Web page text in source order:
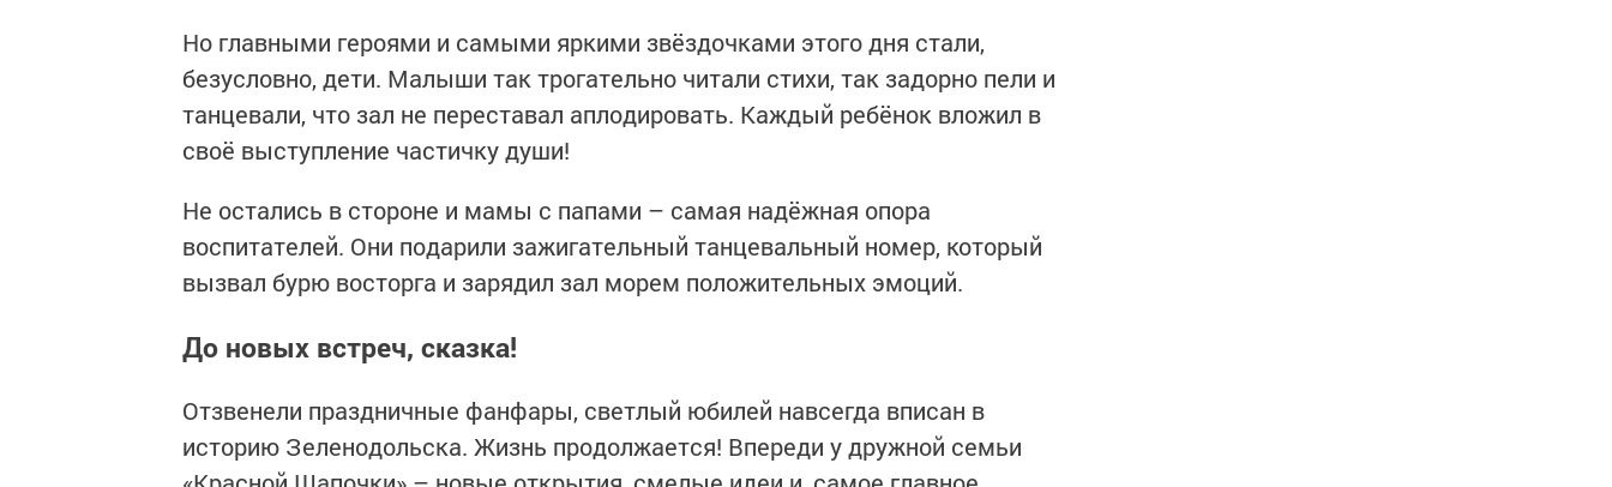
Но главными героями и самыми яркими звёздочками этого дня стали,
безусловно, дети. Малыши так трогательно читали стихи, так задорно пели и
танцевали, что зал не переставал аплодировать. Каждый ребёнок вложил в
своё выступление частичку души!
Не остались в стороне и мамы с папами – самая надёжная опора
воспитателей. Они подарили зажигательный танцевальный номер, который
вызвал бурю восторга и зарядил зал морем положительных эмоций.
До новых встреч, сказка!
Отзвенели праздничные фанфары, светлый юбилей навсегда вписан в
историю Зеленодольска. Жизнь продолжается! Впереди у дружной семьи